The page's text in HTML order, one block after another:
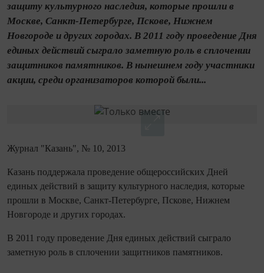
защиту культурного наследия, которые прошли в
Москве, Санкт-Петербурге, Пскове, Нижнем
Новгороде и других городах. В 2011 году проведение Дня
единых действий сыграло заметную роль в сплочении
защитников памятников. В нынешнем году участники
акции, среди организаторов которой были...
Журнал "Казань", № 10, 2013
Казань поддержала проведение общероссийских Дней
единых действий в защиту культурного наследия, которые
прошли в Москве, Санкт-Петербурге, Пскове, Нижнем
Новгороде и других городах.
В 2011 году проведение Дня единых действий сыграло
заметную роль в сплочении защитников памятников.